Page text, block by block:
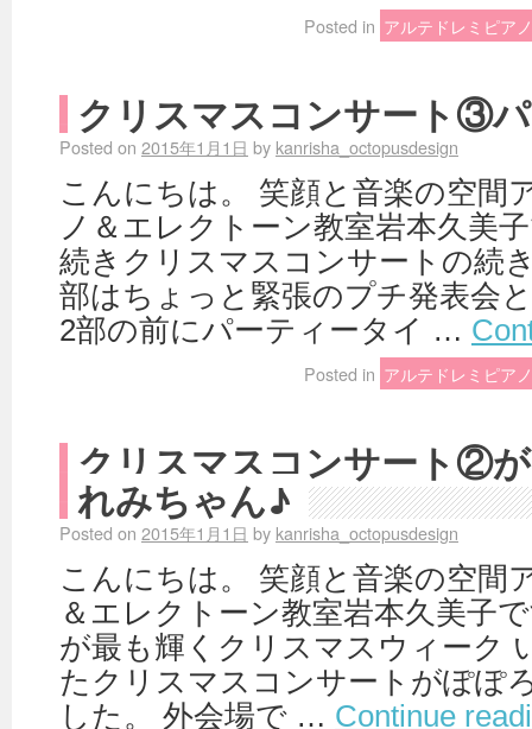
Posted in アルテドレミピア
クリスマスコンサート③
Posted on 2015年1月1日 by kanrisha_octopusdesign
こんにちは。 笑顔と音楽の空
ノ＆エレクトーン教室岩本久美
続きクリスマスコンサートの続
部はちょっと緊張のプチ発表会
2部の前にパーティータイ …
Posted in アルテドレミピア
クリスマスコンサート②
れみちゃん♪
Posted on 2015年1月1日 by kanrisha_octopusdesign
こんにちは。 笑顔と音楽の空間
＆エレクトーン教室岩本久美子
が最も輝くクリスマスウィーク
たクリスマスコンサートがぽぽ
した。 外会場で … Continue